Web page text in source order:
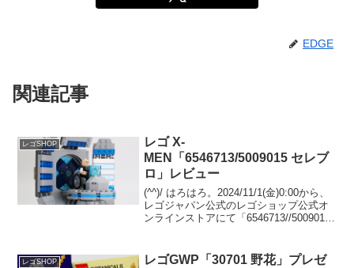
EDGE
関連記事
レゴSHOP
レゴ X-
MEN「6546713/5009015 セレブ
ロ」レビュー
(^^)/ はろはろ。2024/11/1(金)0:00から、
レゴジャパン公式のレゴショップ公式オ
ンラインストアにて「6546713//5009015
Men：X...
レゴSHOP
レゴGWP「30701 野花」プレゼ